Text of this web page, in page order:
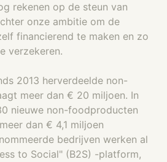
rekenen op de steun van
onze ambitie om de
financierend te maken en zo
verzekeren.
2013 herverdeelde non-
meer dan € 20 miljoen. In
nieuwe non-foodproducten
dan € 4,1 miljoen
bedrijven werken al
to Social" (B2S) -platform,